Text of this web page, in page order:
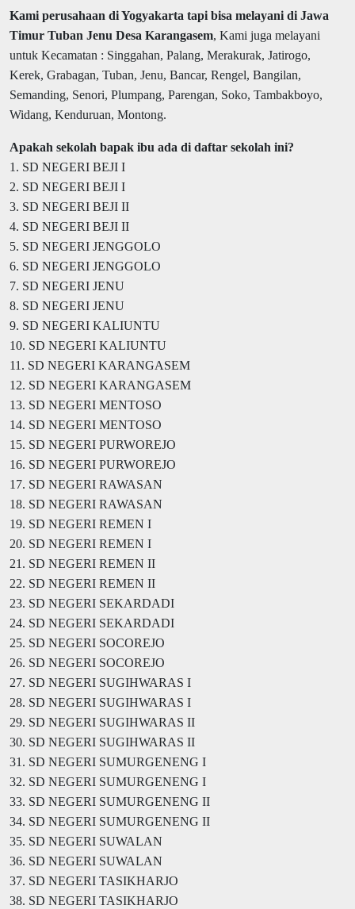
Kami perusahaan di Yogyakarta tapi bisa melayani di Jawa
Timur Tuban Jenu Desa Karangasem, Kami juga melayani
untuk Kecamatan : Singgahan, Palang, Merakurak, Jatirogo,
Kerek, Grabagan, Tuban, Jenu, Bancar, Rengel, Bangilan,
Semanding, Senori, Plumpang, Parengan, Soko, Tambakboyo,
Widang, Kenduruan, Montong.
Apakah sekolah bapak ibu ada di daftar sekolah ini?
1. SD NEGERI BEJI I
2. SD NEGERI BEJI I
3. SD NEGERI BEJI II
4. SD NEGERI BEJI II
5. SD NEGERI JENGGOLO
6. SD NEGERI JENGGOLO
7. SD NEGERI JENU
8. SD NEGERI JENU
9. SD NEGERI KALIUNTU
10. SD NEGERI KALIUNTU
11. SD NEGERI KARANGASEM
12. SD NEGERI KARANGASEM
13. SD NEGERI MENTOSO
14. SD NEGERI MENTOSO
15. SD NEGERI PURWOREJO
16. SD NEGERI PURWOREJO
17. SD NEGERI RAWASAN
18. SD NEGERI RAWASAN
19. SD NEGERI REMEN I
20. SD NEGERI REMEN I
21. SD NEGERI REMEN II
22. SD NEGERI REMEN II
23. SD NEGERI SEKARDADI
24. SD NEGERI SEKARDADI
25. SD NEGERI SOCOREJO
26. SD NEGERI SOCOREJO
27. SD NEGERI SUGIHWARAS I
28. SD NEGERI SUGIHWARAS I
29. SD NEGERI SUGIHWARAS II
30. SD NEGERI SUGIHWARAS II
31. SD NEGERI SUMURGENENG I
32. SD NEGERI SUMURGENENG I
33. SD NEGERI SUMURGENENG II
34. SD NEGERI SUMURGENENG II
35. SD NEGERI SUWALAN
36. SD NEGERI SUWALAN
37. SD NEGERI TASIKHARJO
38. SD NEGERI TASIKHARJO